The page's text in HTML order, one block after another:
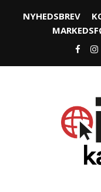
NYHEDSBREV